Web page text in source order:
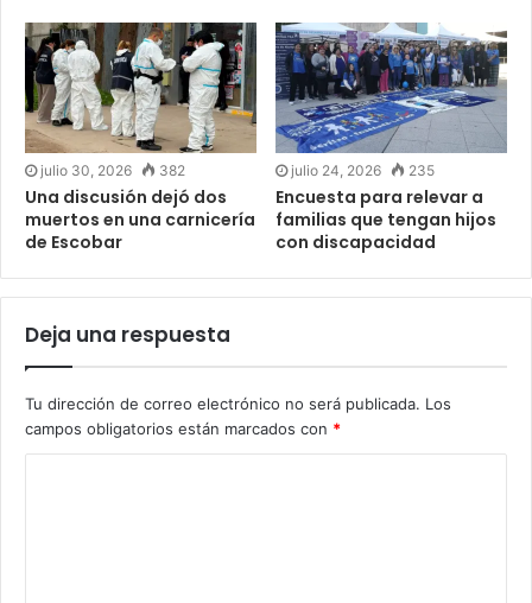
julio 30, 2026 382
Una discusión dejó dos
muertos en una carnicería
de Escobar
julio 24, 2026 235
Encuesta para relevar a
familias que tengan hijos
con discapacidad
Deja una respuesta
Tu dirección de correo electrónico no será publicada. Los
campos obligatorios están marcados con *